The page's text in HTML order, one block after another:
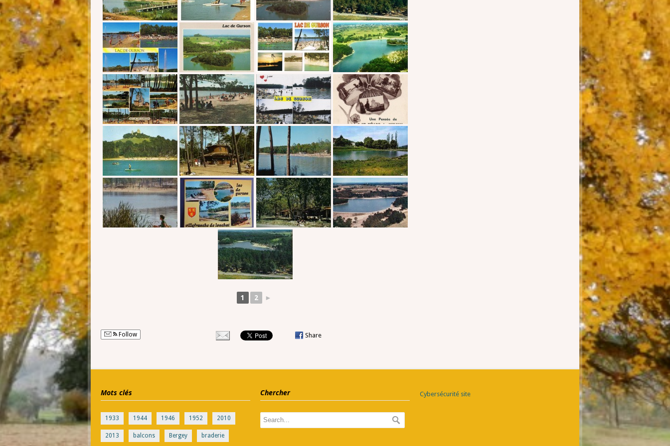
1 2 ►
Follow Share
Mots clés
1933 1944 1946 1952 2010
2013 balcons Bergey braderie
Chercher Cybersécurité site